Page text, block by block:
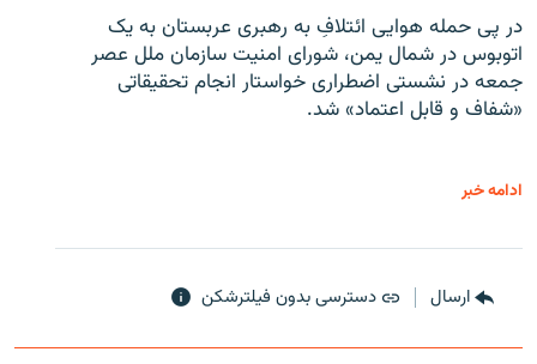
در پی حمله هوایی ائتلافِ به رهبری عربستان به یک
اتوبوس در شمال یمن، شورای امنیت سازمان ملل عصر
جمعه در نشستی اضطراری خواستار انجام تحقیقاتی
«شفاف و قابل اعتماد» شد.
ادامه خبر
ارسال دسترسی بدون فیلترشکن